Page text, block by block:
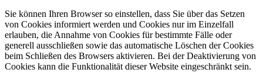
Sie können Ihren Browser so einstellen, dass Sie über das Setzen
von Cookies informiert werden und Cookies nur im Einzelfall
erlauben, die Annahme von Cookies für bestimmte Fälle oder
generell ausschließen sowie das automatische Löschen der Cookies
beim Schließen des Browsers aktivieren. Bei der Deaktivierung von
Cookies kann die Funktionalität dieser Website eingeschränkt sein.